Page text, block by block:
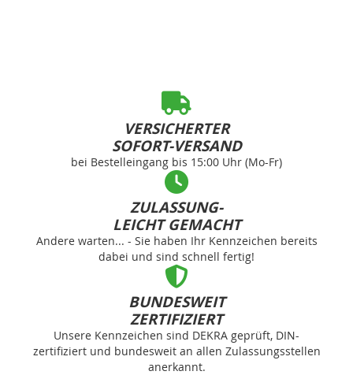
VERSICHERTER
SOFORT-VERSAND
bei Bestelleingang bis 15:00 Uhr (Mo-Fr)
ZULASSUNG-
LEICHT GEMACHT
Andere warten... - Sie haben Ihr Kennzeichen bereits
dabei und sind schnell fertig!
BUNDESWEIT
ZERTIFIZIERT
Unsere Kennzeichen sind DEKRA geprüft, DIN-
zertifiziert und bundesweit an allen Zulassungsstellen
anerkannt.